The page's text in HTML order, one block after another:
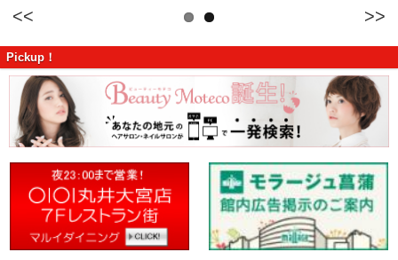
Pickup！